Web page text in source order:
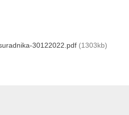
30122022.pdf (1303kb)